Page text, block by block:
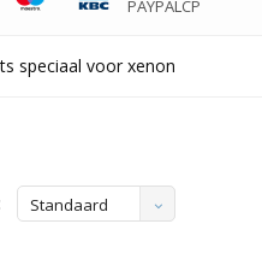
speciaal voor xenon
Standaard